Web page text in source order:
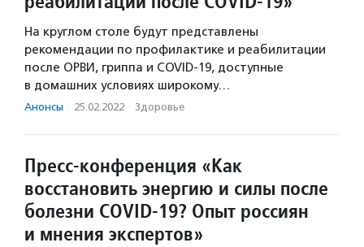
На круглом столе будут представлены
рекомендации по профилактике и реабилитации
после ОРВИ, гриппа и COVID-19, доступные
в домашних условиях широкому…
Анонсы · 25.02.2022 · Здоровье
Пресс-конференция «Как
восстановить энергию и силы после
болезни COVID-19? Опыт россиян
и мнения экспертов»